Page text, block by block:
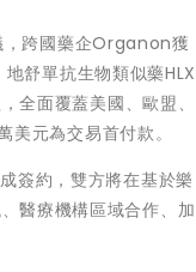
，跨國藥企Organon獲
舒單抗生物類似藥HLX
全面覆蓋美國、歐盟、
元為交易首付款。
簽約，雙方將在基於樂
醫療機構區域合作、加